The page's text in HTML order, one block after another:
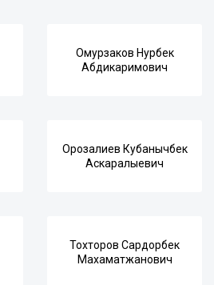
Омурзаков Нурбек
Абдикаримович
Орозалиев Кубанычбек
Аскаралыевич
Тохторов Сардорбек
Махаматжанович